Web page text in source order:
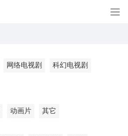
网络电视剧
科幻电视剧
动画片
其它